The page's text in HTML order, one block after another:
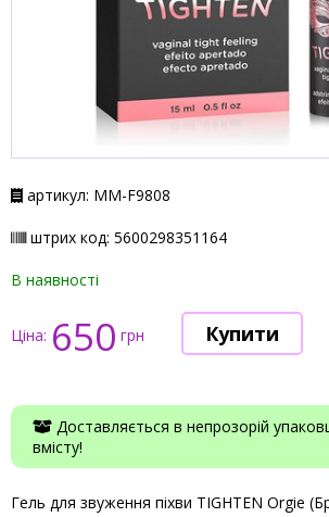
артикул: ММ-F9808
штрих код: 5600298351164
В наявності
Ціна: 650 грн
Доставляється в непрозорій
вмісту!
Гель для звуження піхви TIGHTEN Orgie